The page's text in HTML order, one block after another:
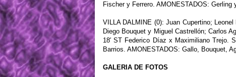
Fischer y Ferrero. AMONESTADOS: Gerling
VILLA DALMINE (0): Juan Cupertino;
Diego Bouquet y Miguel Castrellón; Carlos
18′ ST Federico Díaz x Maximiliano Trejo.
Barrios. AMONESTADOS: Gallo, Bouquet,
GALERIA DE FOTOS